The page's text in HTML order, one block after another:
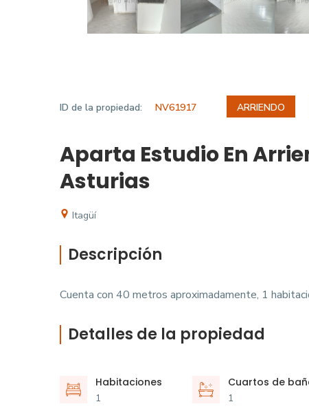
ID de la propiedad: NV61917 ARRIENDO
Aparta Estudio En
Asturias
Itagüí
Descripción
Cuenta con 40 metros aproximadamente, 1
Detalles de la propiedad
Habitaciones
1
Cuartos de
1